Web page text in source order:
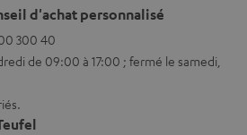
d'achat personnalisé
300 40
de 09:00 à 17:00 ; fermé le samedi,